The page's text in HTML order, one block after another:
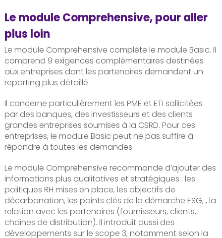
Le module Comprehensive, pour aller
plus loin
Le module Comprehensive complète le module Basic. Il
comprend 9 exigences complémentaires destinées
aux entreprises dont les partenaires demandent un
reporting plus détaillé.
Il concerne particulièrement les PME et ETI sollicitées
par des banques, des investisseurs et des clients
grandes entreprises soumises à la CSRD. Pour ces
entreprises, le module Basic peut ne pas suffire à
répondre à toutes les demandes.
Le module Comprehensive recommande d’ajouter des
informations plus qualitatives et stratégiques : les
politiques RH mises en place, les objectifs de
décarbonation, les points clés de la démarche ESG, , la
relation avec les partenaires (fournisseurs, clients,
chaines de distribution). Il introduit aussi des
développements sur le scope 3, notamment selon la